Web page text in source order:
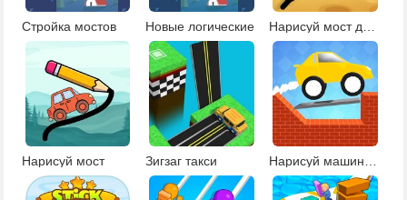
Стройка мостов Новые логические
Нарисуй мост Зигзаг такси